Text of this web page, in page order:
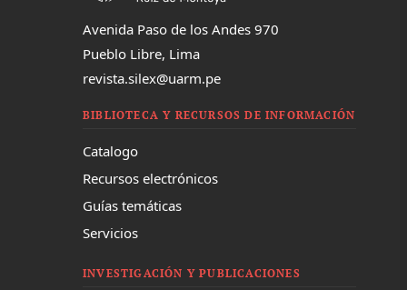
Avenida Paso de los Andes 970
Pueblo Libre, Lima
revista.silex@uarm.pe
BIBLIOTECA Y RECURSOS DE INFORMACIÓN
Catalogo
Recursos electrónicos
Guías temáticas
Servicios
INVESTIGACIÓN Y PUBLICACIONES